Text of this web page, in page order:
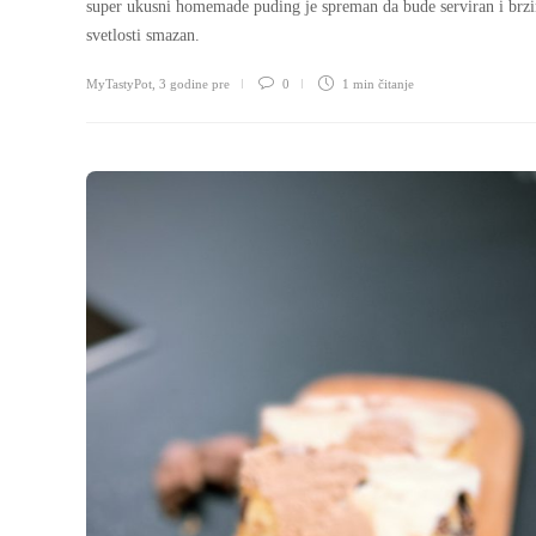
super ukusni homemade puding je spreman da bude serviran i
svetlosti smazan.
MyTastyPot 3 godine pre 0 1 min čitanje